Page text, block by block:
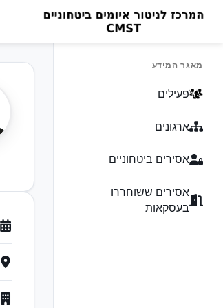
מאגר המידע
פעילים
ארגונים
אסירים ביטחוניים
אסירים ששוחררו
בעסקאות